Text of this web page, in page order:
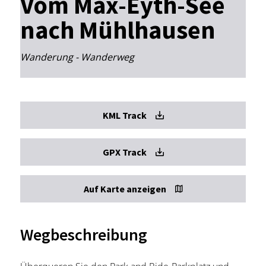
nach Mühlhausen
Wanderung - Wanderweg
KML Track
GPX Track
Auf Karte anzeigen
Wegbeschreibung